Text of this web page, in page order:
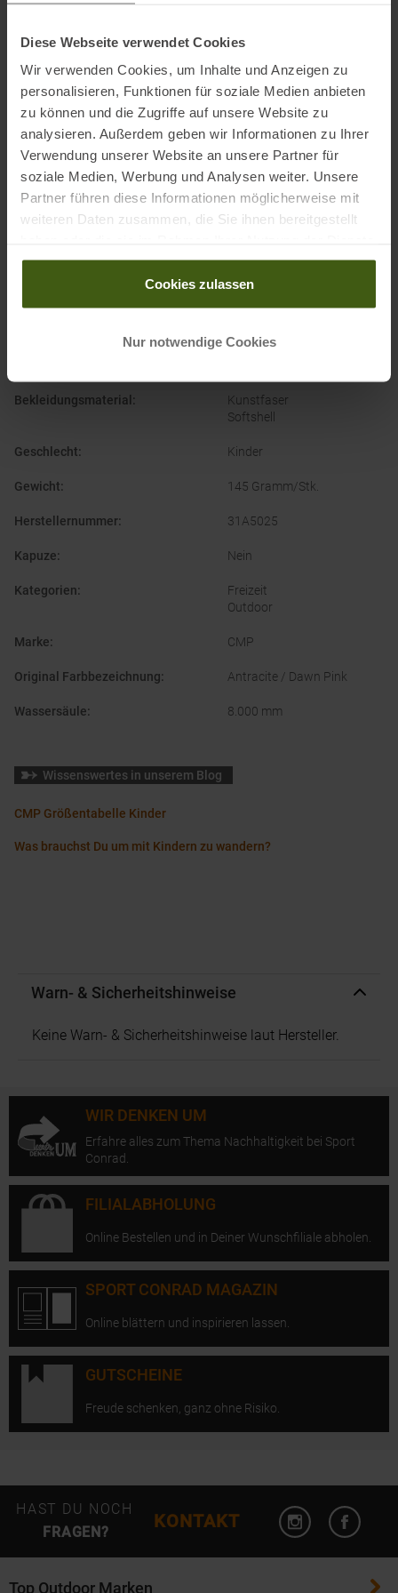
Diese Webseite verwendet Cookies
Wir verwenden Cookies, um Inhalte und Anzeigen zu
personalisieren, Funktionen für soziale Medien anbieten
zu können und die Zugriffe auf unsere Website zu
analysieren. Außerdem geben wir Informationen zu Ihrer
Verwendung unserer Website an unsere Partner für
soziale Medien, Werbung und Analysen weiter. Unsere
Partner führen diese Informationen möglicherweise mit
weiteren Daten zusammen, die Sie ihnen bereitgestellt
gesammelt haben.
Cookies zulassen
Nur notwendige Cookies
Name des Herstellers:
d’Ezzelino (VI)
Elektronische Adresse des
Herstellers:assistance@campagnolo.it
PRODUKTEIGENSCHAFTEN
Atmungsaktivität: 3.000 MVP
Wasserabweisend
Bekleidungsmaterial :
Kunstfaser
Softshell
Geschlecht: Kinder
Gewicht: 145 Gramm/Stk.
Herstellernummer: 31A5025
Kapuze: Nein
Kategorien:
Freizeit
Outdoor
Marke: CMP
Original Farbbezeichnung: Antracite / Dawn Pink
Wassersäule: 8.000 mm
Wissenswertes in unserem Blog
CMP Größentabelle Kinder
Was brauchst Du um mit Kindern zu wandern?
Warn- & Sicherheitshinweise
Keine Warn- & Sicherheitshinweise laut Hersteller.
WIR DENKEN UM
Erfahre alles zum Thema Nachhaltigkeit bei Sport
Conrad.
FILIALABHOLUNG
Online Bestellen und in Deiner Wunschfiliale abholen.
SPORT CONRAD MAGAZIN
Online blättern und inspirieren lassen.
GUTSCHEINE
Freude schenken, ganz ohne Risiko.
HAST DU NOCH
FRAGEN?
KONTAKT
Instagram
Top Outdoor Marken